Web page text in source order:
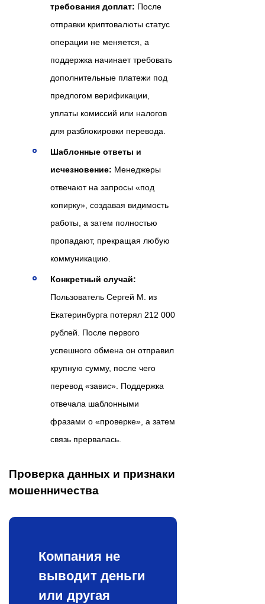
требования доплат: После
отправки криптовалюты статус
операции не меняется, а
поддержка начинает требовать
дополнительные платежи под
предлогом верификации,
уплаты комиссий или налогов
для разблокировки перевода.
Шаблонные ответы и
исчезновение: Менеджеры
отвечают на запросы «под
копирку», создавая видимость
работы, а затем полностью
пропадают, прекращая любую
коммуникацию.
Конкретный случай:
Пользователь Сергей М. из
Екатеринбурга потерял 212 000
рублей. После первого
успешного обмена он отправил
крупную сумму, после чего
перевод «завис». Поддержка
отвечала шаблонными
фразами о «проверке», а затем
связь прервалась.
Проверка данных и признаки
мошенничества
Компания не
выводит деньги
или другая